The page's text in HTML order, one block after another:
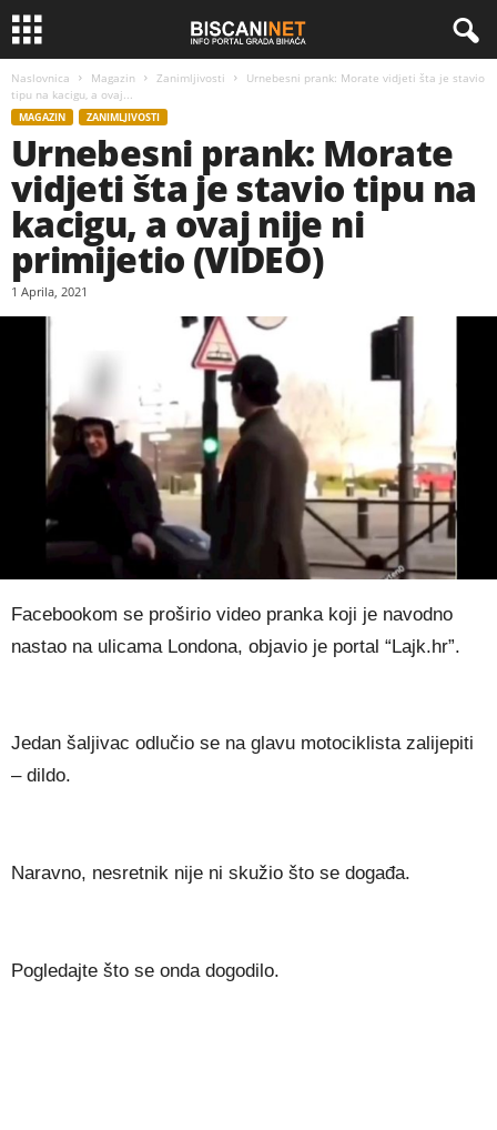
Naslovnica Magazin Zanimljivosti
Urnebesni prank: Morate vidjeti šta je stavio
tipu na kacigu, a ovaj...
MAGAZIN ZANIMLJIVOSTI
Urnebesni prank: Morate
vidjeti šta je stavio tipu na
kacigu, a ovaj nije ni
primijetio (VIDEO)
1 Aprila, 2021
Facebookom se proširio video pranka koji je navodno
nastao na ulicama Londona, objavio je portal “Lajk.hr”.
Jedan šaljivac odlučio se na glavu motociklista zalijepiti
– dildo.
Naravno, nesretnik nije ni skužio što se događa.
Pogledajte što se onda dogodilo.